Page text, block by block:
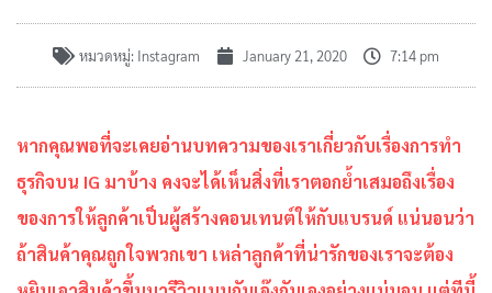
หมวดหมู่: Instagram January 21, 2020 7:14 pm
หากคุณพอที่จะเคยอ่านบทความของเราเกี่ยวกับเรื่องการทำ
ธุรกิจบน IG มาบ้าง คงจะได้เห็นสิ่งที่เราตอกย้ำเสมอถึงเรื่อง
ของการให้ลูกค้าเป็นผู้สร้างคอนเทนต์ให้กับแบรนด์ แน่นอนว่า
ถ้าสินค้าคุณถูกใจพวกเขา เหล่าลูกค้าที่น่ารักของเราจะต้อง